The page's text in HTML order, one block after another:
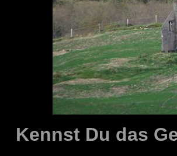
Kennst Du das